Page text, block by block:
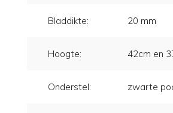
Bladdikte: 20 mm
Hoogte: 42cm en
Onderstel: zwarte